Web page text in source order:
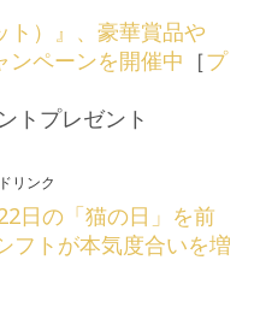
ト）』、豪華賞品や
ペーンを開催中 ［プ
トプレゼント
リンク
日の「猫の日」を前
フトが本気度合いを増